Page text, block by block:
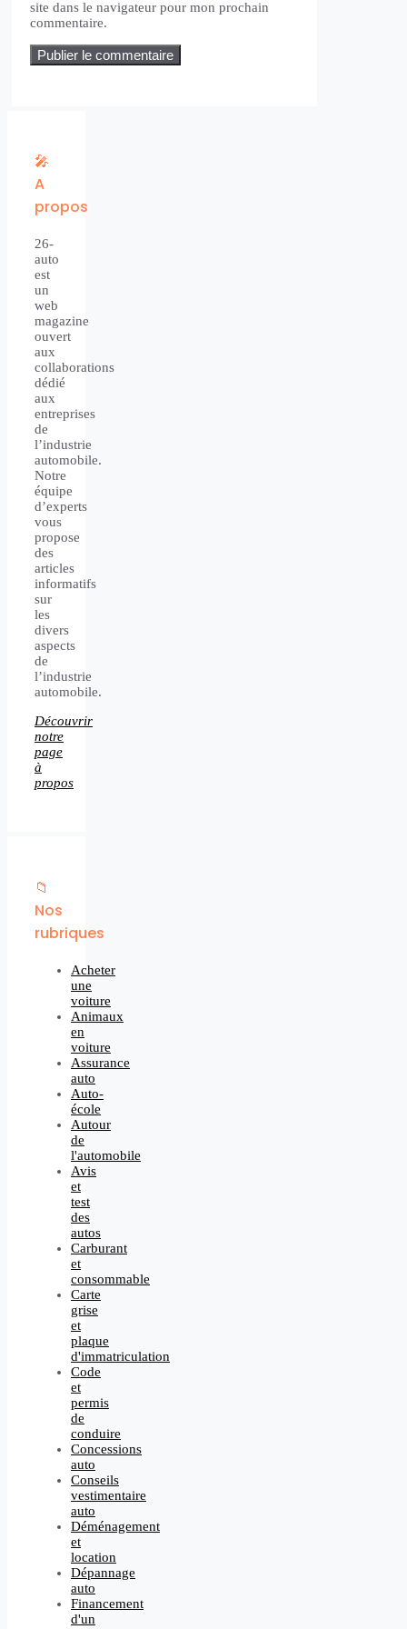
site dans le navigateur pour mon prochain
commentaire.
🎤
A
propos
26-
auto
est
un
web
magazine
ouvert
aux
collaborations
dédié
aux
entreprises
de
l’industrie
automobile.
Notre
équipe
d’experts
vous
propose
des
articles
informatifs
sur
les
divers
aspects
de
l’industrie
automobile.
Découvrir
notre
page
à
propos
📁
Nos
rubriques
Acheter
une
voiture
Animaux
en
voiture
Assurance
auto
Auto-
école
Autour
de
l'automobile
Avis
et
test
des
autos
Carburant
et
consommable
Carte
grise
et
plaque
d'immatriculation
Code
et
permis
de
conduire
Concessions
auto
Conseils
vestimentaire
auto
Déménagement
et
location
Dépannage
auto
Financement
d'un